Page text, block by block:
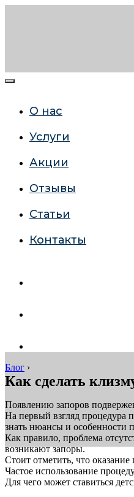
О нас
Услуги
Акции
Отзывы
Статьи
Контакты
Блог ›
Как сделать
Появлению запоров
На первый взгляд процедура
знать нюансы и особенности
Как правило, проблема
возникают запоры.
Стоит отметить, что
Частое использование
Для чего может ставиться